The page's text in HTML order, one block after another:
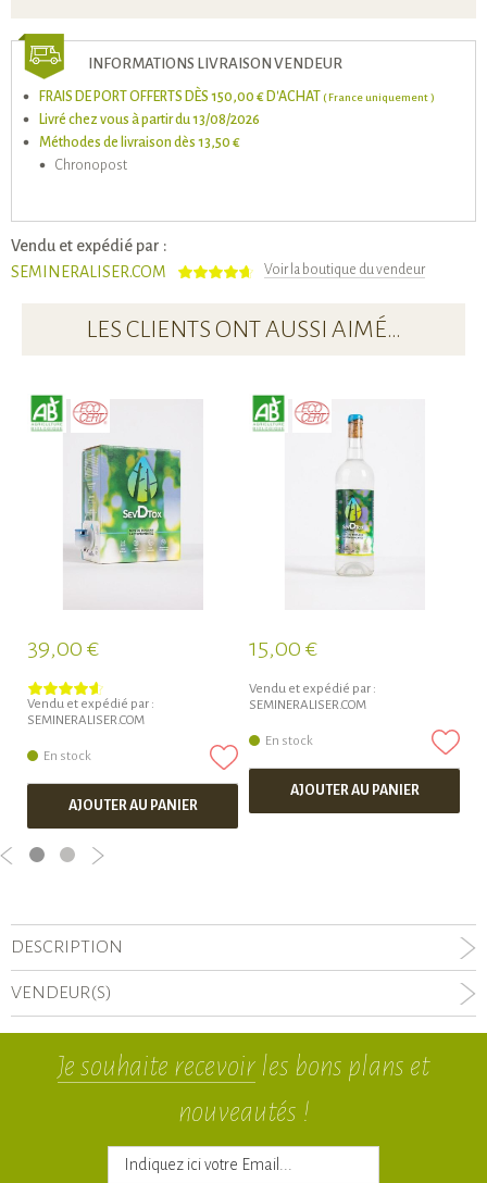
INFORMATIONS LIVRAISON VENDEUR
FRAIS DE PORT OFFERTS DÈS 150,00 € D'ACHAT ( France uniquement )
Livré chez vous à partir du 13/08/2026
Méthodes de livraison dès 13,50 €
Chronopost
Vendu et expédié par :
SEMINERALISER.COM
Voir la boutique du vendeur
LES CLIENTS ONT AUSSI AIMÉ…
39,00 €
Vendu et expédié par :
SEMINERALISER.COM
En stock
AJOUTER AU PANIER
15,00 €
Vendu et expédié par :
SEMINERALISER.COM
En stock
AJOUTER AU PANIER
DESCRIPTION
VENDEUR(S)
Je souhaite recevoirles bons plans et
nouveautés !